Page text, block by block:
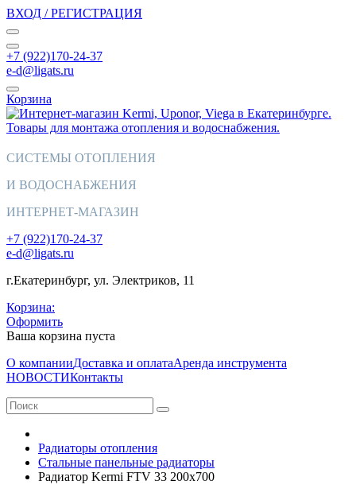
ВХОД / РЕГИСТРАЦИЯ
+7 (922)170-24-37
e-d@ligats.ru
Корзина
СИСТЕМЫ ОТОПЛЕНИЯ
И ВОДОСНАБЖЕНИЯ
ИНТЕРНЕТ-МАГАЗИН
+7 (922)170-24-37
e-d@ligats.ru
г.Екатеринбург, ул. Электриков, 11
Корзина:
Оформить
Ваша корзина пуста
О компанииДоставка и оплатаАренда инструмента
НОВОСТИКонтакты
Радиаторы отопления
Стальные панельные радиаторы
Радиатор Kermi FTV 33 200х700